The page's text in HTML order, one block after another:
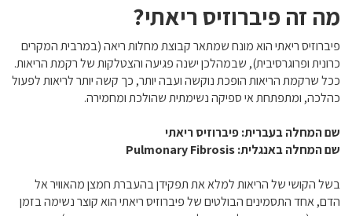
מה זה פיברוזיס ריאתי?
פיברוזיס ריאתי הוא מונח שמתאר קבוצת מחלות ריאה (במרבית המקרים
כרונית ופרוגרסיבית), שבמהלכן ישנה פגיעה והצטלקות של רקמת הריאות.
ככל שרקמת הריאות הופכת נוקשה ועבה יותר, כך קשה יותר לריאות לפעול
כהלכה, ומתפתחת אי ספיקה נשימתית שהולכת ומחמירה.
שם המחלה בעברית: פיברוזיס ריאתי
שם המחלה באנגלית: Pulmonary Fibrosis
בשל הקושי של הריאות למלא את תפקידן בהעברת חמצן מהאוויר אל
הדם, אחד התסמינים הבולטים של פיברוזיס ריאתי הוא קוצר נשימה בזמן